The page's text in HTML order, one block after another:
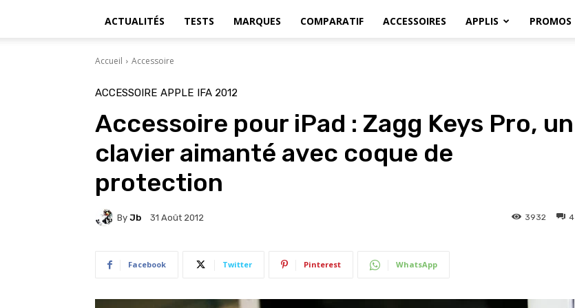
ACTUALITÉS TESTS MARQUES COMPARATIF ACCESSOIRES APPLIS PROMOS
Accueil Accessoire
ACCESSOIRE APPLE IFA 2012
Accessoire pour iPad : Zagg Keys Pro, un
clavier aimanté avec coque de
protection
By Jb 31 Août 2012 4
3932
Facebook Twitter Pinterest WhatsApp